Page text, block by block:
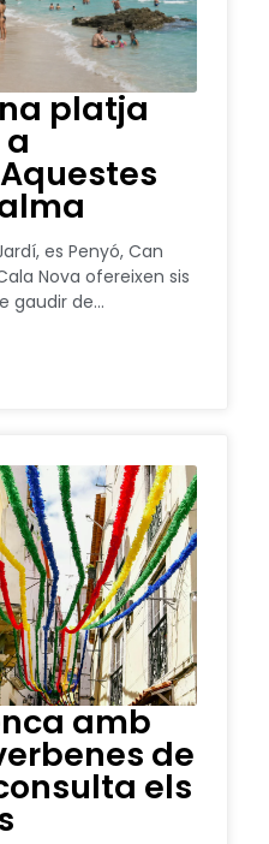
platja
es Penyó, Can
Nova ofereixen sis
gaudir de...
amb
de
els